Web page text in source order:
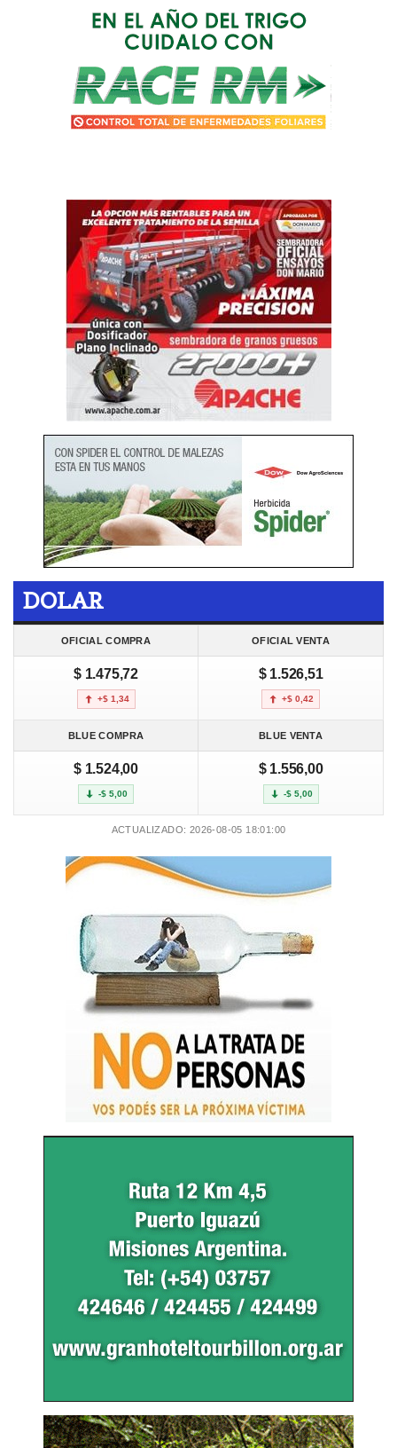
DOLAR
OFICIAL COMPRA OFICIAL VENTA
$ 1.475,72
+$ 1,34
$ 1.526,51
+$ 0,42
BLUE COMPRA BLUE VENTA
$ 1.524,00
-$ 5,00
$ 1.556,00
-$ 5,00
ACTUALIZADO: 2026-08-05 18:01:00